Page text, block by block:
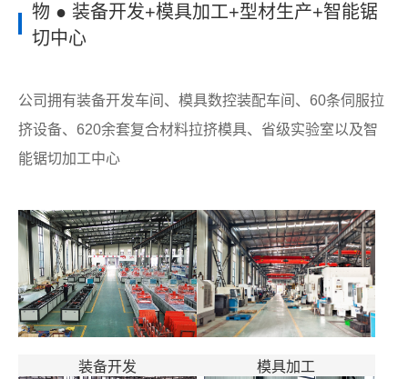
物 ● 装备开发+模具加工+型材生产+智能锯
切中心
公司拥有装备开发车间、模具数控装配车间、60条伺服拉
挤设备、620余套复合材料拉挤模具、省级实验室以及智
能锯切加工中心
装备开发 模具加工